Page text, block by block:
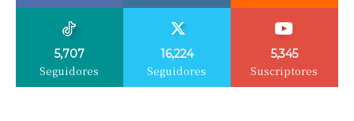
5,707
Seguidores
16,224
Seguidores
5,345
Suscriptores